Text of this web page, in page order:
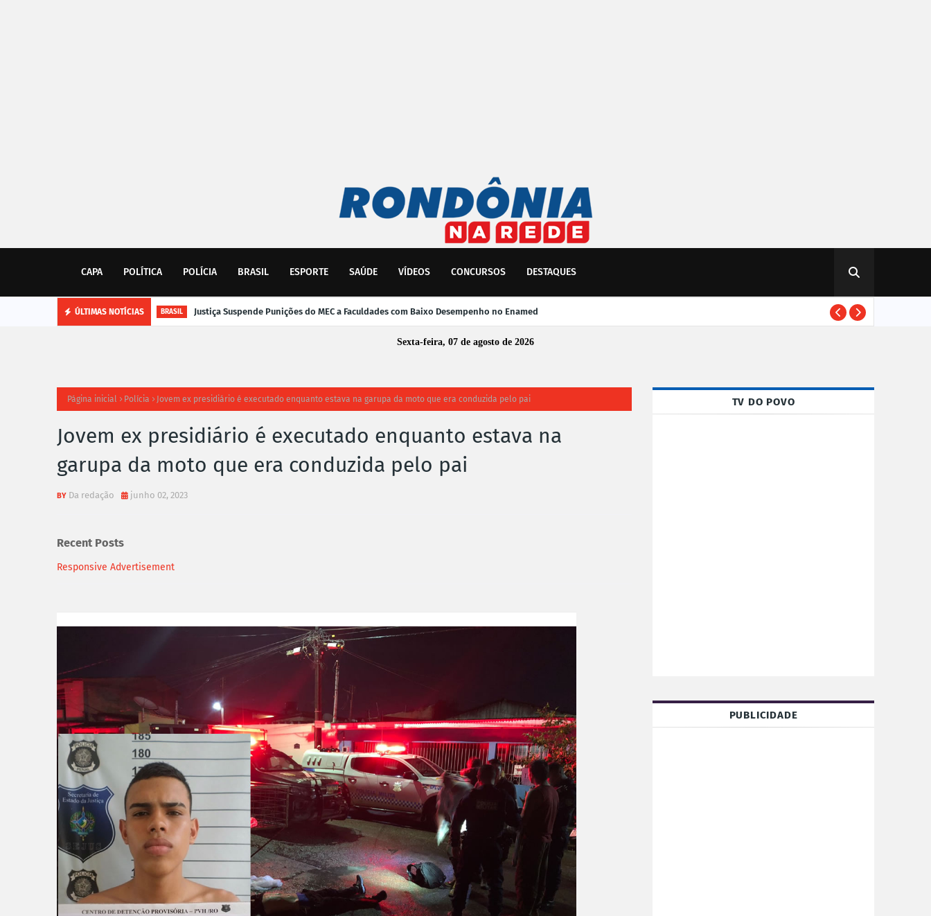
CAPA POLÍTICA POLÍCIA BRASIL ESPORTE SAÚDE VÍDEOS CONCURSOS DESTAQUES
ÚLTIMAS NOTÍCIAS BRASIL Justiça Suspende Punições do MEC a Faculdades com Baixo Desempenho no Enamed
Sexta-feira, 07 de agosto de 2026
Página inicial Polícia Jovem ex presidiário é executado enquanto estava na garupa da moto que era conduzida pelo pai
Jovem ex presidiário é executado enquanto estava na
garupa da moto que era conduzida pelo pai
Da redação junho 02, 2023
Recent Posts
Responsive Advertisement
TV DO POVO
PUBLICIDADE